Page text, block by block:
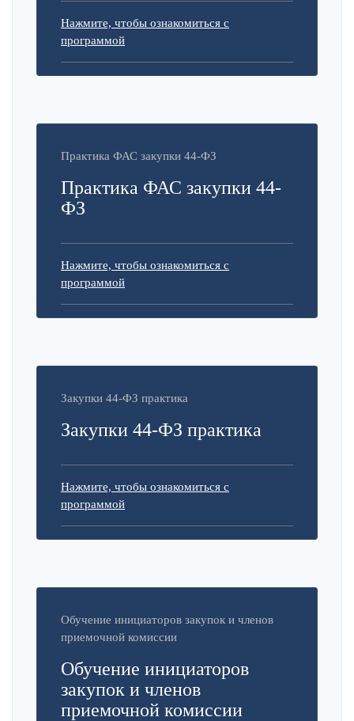
Нажмите, чтобы ознакомиться с
программой
Практика ФАС закупки 44-ФЗ
Практика ФАС закупки 44-
ФЗ
Нажмите, чтобы ознакомиться с
программой
Закупки 44-ФЗ практика
Закупки 44-ФЗ практика
Нажмите, чтобы ознакомиться с
программой
Обучение инициаторов закупок и членов
приемочной комиссии
Обучение инициаторов
закупок и членов
приемочной комиссии